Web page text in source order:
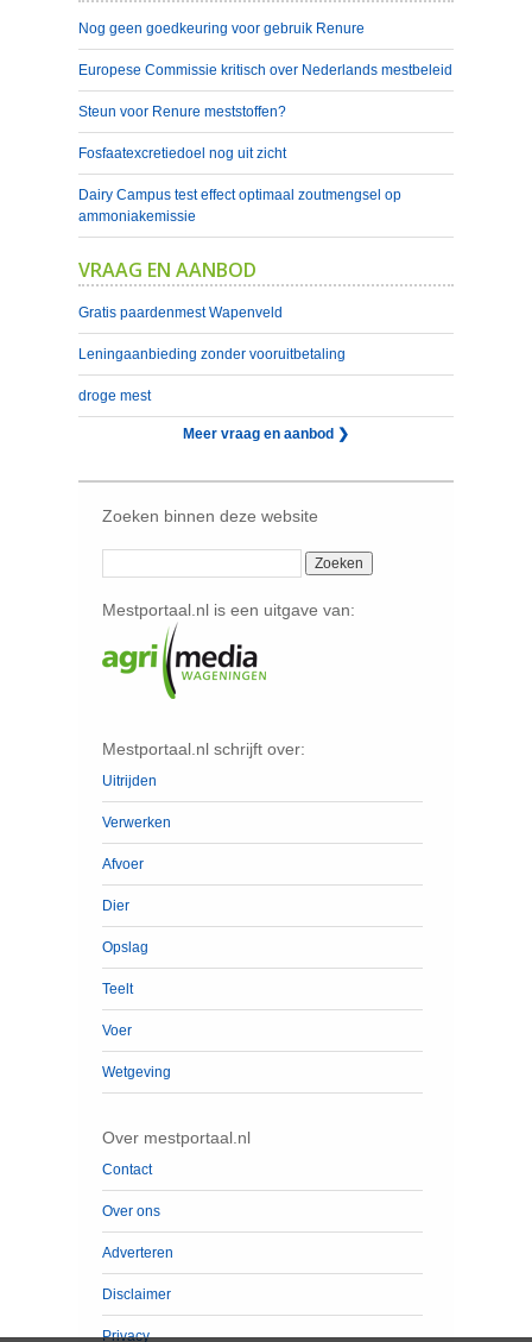
Nog geen goedkeuring voor gebruik Renure
Europese Commissie kritisch over Nederlands mestbeleid
Steun voor Renure meststoffen?
Fosfaatexcretiedoel nog uit zicht
Dairy Campus test effect optimaal zoutmengsel op
ammoniakemissie
VRAAG EN AANBOD
Gratis paardenmest Wapenveld
Leningaanbieding zonder vooruitbetaling
droge mest
Meer vraag en aanbod ❯
Zoeken binnen deze website
Mestportaal.nl is een uitgave van:
Mestportaal.nl schrijft over:
Uitrijden
Verwerken
Afvoer
Dier
Opslag
Teelt
Voer
Wetgeving
Over mestportaal.nl
Contact
Over ons
Adverteren
Disclaimer
Privacy